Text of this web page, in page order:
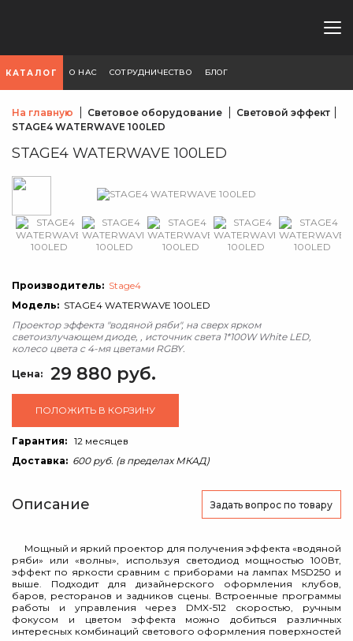
КАТАЛОГ О НАС СОТРУДНИЧЕСТВО БЛОГ
На главную Световое оборудование
Световой эффект
STAGE4 WATERWAVE 100LED
STAGE4 WATERWAVE 100LED
Производитель: Stage4
Модель: STAGE4 WATERWAVE 100LED
Проектор эффекта "водяной ряби", на сверх ярком
светоизлучающем диоде, , источник света 1*100W White LED,
колесо цвета с 4-мя цветами RGBY.
Цена: 29 880 руб.
ПОЛОЖИТЬ В КОРЗИНУ
Гарантия: 12 месяцев
Доставка: 600 руб. (в пределах МКАД)
Описание Задать вопрос по товару
Мощный и яркий проектор для получения эффекта «водяной
ряби» или «волны», используя светодиод мощностью 100Вт,
эффект по яркости сравним с приборами на лампах MSD250 и
выше. Подходит для дизайнерского оформления клубов,
баров, ресторанов и задников сцены. Встроенные программы
работы и управления через DMX-512 скоростью, ручным
фокусом и цветом эффекта можно добиться различных
интересных комбинаций светового оформления поверхностей